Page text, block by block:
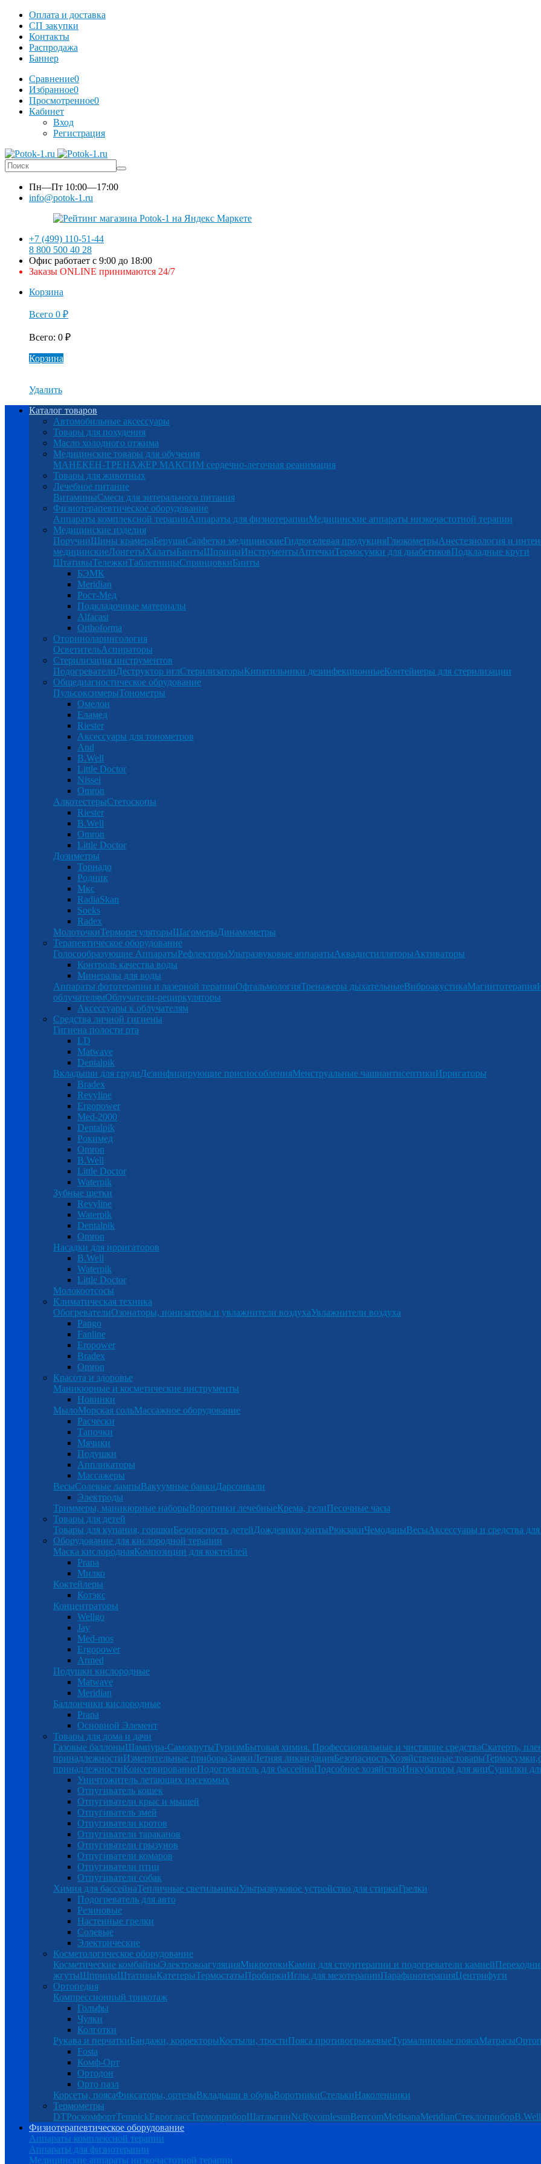
Оплата и доставка
СП закупки
Контакты
Распродажа
Баннер
Сравнение0
Избранное0
Просмотренное0
Кабинет
Вход
Регистрация
Пн—Пт 10:00—17:00
info@potok-1.ru
+7 (499) 110-51-44
8 800 500 40 28
Офис работает с 9:00 до 18:00
Заказы ONLINE принимаются 24/7
Корзина
Всего 0 ₽
Всего: 0 ₽
Корзина
Удалить
Каталог товаров
Автомобильные аксессуары
Товары для похудения
Масло холодного отжима
Медицинские товары для обучения
МАНЕКЕН-ТРЕНАЖЕР МАКСИМ сердечно-легочная реанимация
Товары для животных
Лечебное питание
ВитаминыСмеси для энтерального питания
Физиотерапевтическое оборудование
Аппараты комплексной терапииАппараты для физиотерапииМедицинские аппараты низкочастотной терапии
Медицинские изделия
ПоручниШины крамераБерушиСалфетки медицинскиеГидрогелевая продукцияГлюкометрыАнестезиология и
медицинскиеЛонгетыХалатыБинтыШприцыИнструментыАптечкиТермосумки для диабетиковПодкладные круги
ШтативыТележкиТаблетницыСпринцовкиБинты
БЭМК
Meridian
Рост-Мед
Подкладочные материалы
Alfacast
Orthoforma
Оториноларингология
ОсветительАспираторы
Стерилизация инструментов
ПодогревателиДеструктор иглСтерилизаторыКипятильники дезинфекционныеКонтейнеры для стерилизации
Общедиагностическое обрудование
ПульсоксимерыТонометры
Омелон
Еламед
Riester
Аксессуары для тонометров
And
B.Well
Little Doctor
Nissei
Omron
АлкотестерыСтетоскопы
Riester
B.Well
Omron
Little Doctor
Дозиметры
Торнадо
Родник
Мкс
RadiaSkan
Soeks
Radex
МолоточкиТерморегуляторыШагомерыДинамометры
Терапевтическое оборудование
Голосообразующие АппаратыРефлекторыУльтразвуковые аппаратыАквадистилляторыАктиваторы
Контроль качества воды
Минералы для воды
Аппараты фототерапии и лазерной терапииОфтальмологияТренажеры дыхательныеВиброакустикаМагнитотерапия
облучателямОблучатели-рециркуляторы
Аксессуары к облучателям
Средства личной гигиены
Гигиена полости рта
LD
Matwave
Dentalpik
Вкладыши для грудиДезинфицирующие приспособленияМенструальные чашиантисептикиИрригаторы
Bradex
Revyline
Ergopower
Med-2000
Dentalpik
Рокимед
Omron
B.Well
Little Doctor
Waterpik
Зубные щетки
Revyline
Waterpik
Dentalpik
Omron
Насадки для ирригаторов
B.Well
Waterpik
Little Doctor
Молокоотсосы
Климатическая техника
ОбогревателиОзонаторы, ионизаторы и увлажнители воздухаУвлажнители воздуха
Pango
Fanline
Eropower
Bradex
Omron
Красота и здоровье
Маникюрные и косметические инструменты
Новинки
МылоМорская сольМассажное оборудование
Расчески
Тапочки
Мячики
Подушки
Аппликаторы
Массажеры
ВесыСолевые лампыВакуумные банкиДарсонвали
Электроды
Триммеры, маникюрные наборыВоротники лечебныеКрема, гелиПесочные часы
Товары для детей
Товары для купания, горшкиБезопасность детейДождевики,зонтыРюкзакиЧемоданыВесыАксессуары и средства
Оборудование для кислородной терапии
Маска кислороднаяКомпозиции для коктейлей
Prana
Милко
Коктейлеры
Котэкс
Концентраторы
Wellgo
Jay
Med-mos
Ergopower
Armed
Подушки кислородные
Matwave
Meridian
Баллончики кислородные
Prana
Основной Элемент
Товары для дома и дачи
Газовые баллоныШампура-СамокрутыТуризмБытовая химия. Профессиональные и чистящие средстваСкатерть,
принадлежностиИзмерительные приборыЗамкиЛетняя ликвидацияБезопасностьХозяйственные товары
принадлежностиКонсервированиеПодогреватель для бассейнаПодсобное хозяйствоИнкубаторы для яицСушилки
Уничтожитель летающих насекомых
Отпугиватель кошек
Отпугиватели крыс и мышей
Отпугиватель змей
Отпугиватели кротов
Отпугиватели тараканов
Отпугиватели грызунов
Отпугиватели комаров
Отпугиватели птиц
Отпугиватели собак
Химия для бассейнаТепличные светильникиУльтразвуковое устройство для стиркиГрелки
Подогреватель для авто
Резиновые
Настенные грелки
Солевые
Электрические
Косметологическое оборудование
Косметические комбайныЭлектрокоагуляцияМикротокиКамни для стоунтерапии и подогреватели камней
жгутыШприцыШтативыКатетерыТермостатыПробиркиИглы для мезотерапииПарафинотерапияЦентрифуги
Ортопедия
Компрессионный трикотаж
Гольфы
Чулки
Колготки
Рукава и перчаткиБандажи, корректорыКостыли, тростиПояса противогрыжевыеТурмалиновые поясаМатрасы
Fosta
Комф-Орт
Ортодон
Орто пазл
Корсеты, поясаФиксаторы, ортезыВкладыши в обувьВоротникиСтелькиНаколенники
Термометры
DTРоскомфортTempickЕвроглассТермоприборШатлыгинNcRycomIesunBerrcomMedisanaMeridianСтеклоприборB.Well
Физиотерапевтическое оборудование
Аппараты комплексной терапии
Аппараты для физиотерапии
Медицинские аппараты низкочастотной терапии